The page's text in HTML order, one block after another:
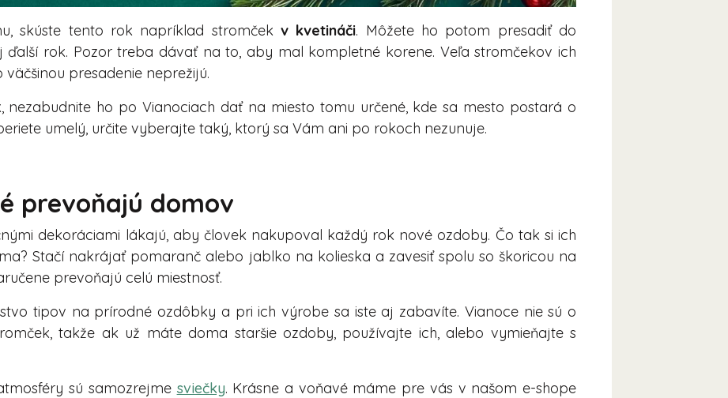
skúste tento rok napríklad stromček v kvetináči. Môžete ho potom presadiť do
ďalší rok. Pozor treba dávať na to, aby mal kompletné korene. Veľa stromčekov ich
presadenie neprežijú.
nezabudnite ho po Vianociach dať na miesto tomu určené, kde sa mesto postará o
umelý, určite vyberajte taký, ktorý sa Vám ani po rokoch nezunuje.
prevoňajú domov
dekoráciami lákajú, aby človek nakupoval každý rok nové ozdoby. Čo tak si ich
Stačí nakrájať pomaranč alebo jablko na kolieska a zavesiť spolu so škoricou na
prevoňajú celú miestnosť.
tipov na prírodné ozdôbky a pri ich výrobe sa iste aj zabavíte. Vianoce nie sú o
takže ak už máte doma staršie ozdoby, používajte ich, alebo vymieňajte s
sú samozrejme sviečky. Krásne a voňavé máme pre vás v našom e-shope